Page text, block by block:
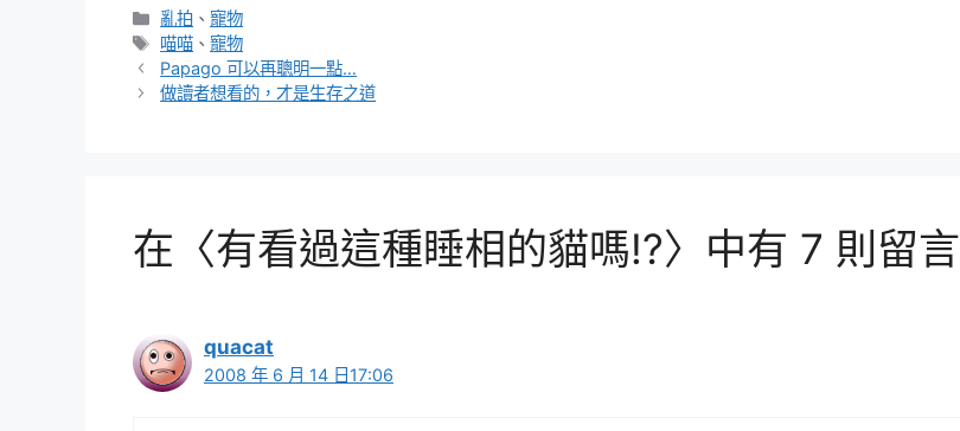
分
類
亂拍 、寵物
標
籤
喵喵 、寵物
Papago 可以再聰明一點…
做讀者想看的，才是生存之道
在〈有看過這種睡相的貓嗎!?〉中有 7 則留言
quacat
2008 年 6 月 14 日17:06